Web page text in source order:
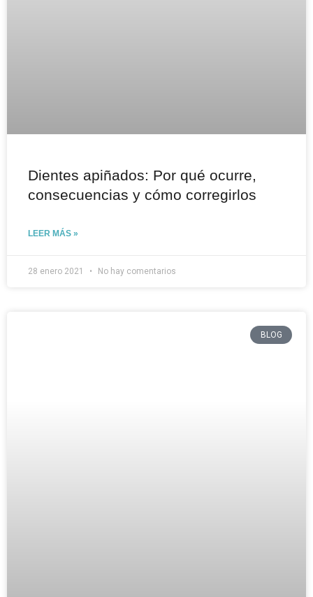
Dientes apiñados: Por qué ocurre,
consecuencias y cómo corregirlos
LEER MÁS »
28 enero 2021 No hay comentarios
BLOG